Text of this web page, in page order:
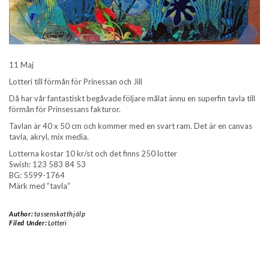
11 Maj
Lotteri till förmån för Prinessan och Jill
Då har vår fantastiskt begåvade följare målat ännu en superfin tavla till
förmån för Prinsessans fakturor.
Tavlan är 40 x 50 cm och kommer med en svart ram. Det är en canvas
tavla, akryl, mix media.
Lotterna kostar 10 kr/st och det finns 250 lotter
Swish: 123 583 84 53
BG: 5599-1764
Märk med ”tavla”
Author:tassenskatthjälp
Filed Under:Lotteri